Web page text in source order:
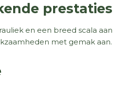
prestaties
en een breed scala aan
met gemak aan.